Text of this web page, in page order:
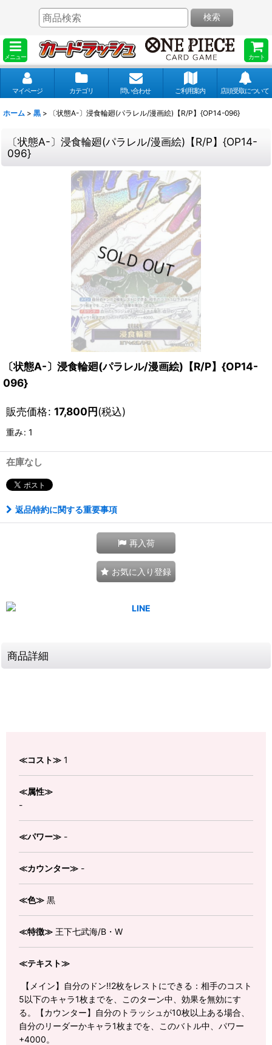
メニュー カート
検索
マイページ カテゴリ 問い合わせ ご利用案内 店頭受取について
ホーム > 黒 > 〔状態A-〕浸食輪廻(パラレル/漫画絵)【R/P】{OP14-096}
〔状態A-〕浸食輪廻(パラレル/漫画絵)【R/P】{OP14-
096}
〔状態A-〕浸食輪廻(パラレル/漫画絵)【R/P】{OP14-
096}
販売価格: 17,800円(税込)
重み: 1
在庫なし
返品特約に関する重要事項
再入荷
お気に入り登録
商品詳細
≪コスト≫ 1
≪属性≫
-
≪パワー≫ -
≪カウンター≫ -
≪色≫ 黒
≪特徴≫ 王下七武海/B・W
≪テキスト≫
【メイン】自分のドン!!2枚をレストにできる：相手のコスト
5以下のキャラ1枚までを、このターン中、効果を無効にす
る。【カウンター】自分のトラッシュが10枚以上ある場合、
自分のリーダーかキャラ1枚までを、このバトル中、パワー
+4000。